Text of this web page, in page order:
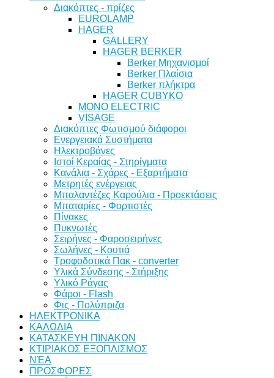
Διακόπτες - πρίζες
EUROLAMP
HAGER
GALLERY
HAGER BERKER
Berker Μηχανισμοί
Berker Πλαίσια
Berker πλήκτρα
HAGER CUBYKO
MONO ELECTRIC
VISAGE
Διακόπτες Φωτισμού διάφοροι
Ενεργειακά Συστήματα
Ηλεκτροβάνες
Ιστοί Κεραίας - Στηρίγματα
Κανάλια - Σχάρες - Εξαρτήματα
Μετρητές ενέργειας
Μπαλαντέζες Καρούλια - Προεκτάσεις
Μπαταρίες - Φορτιστές
Πίνακες
Πυκνωτές
Σειρήνες - Φαροσειρήνες
Σωλήνες - Κουτιά
Τροφοδοτικά Πακ - converter
Υλικά Σύνδεσης - Στήριξης
Υλικό Ράγας
Φάροι - Flash
Φις - Πολύπριζα
ΗΛΕΚΤΡΟΝΙΚΑ
ΚΑΛΩΔΙΑ
ΚΑΤΑΣΚΕΥΗ ΠΙΝΑΚΩΝ
ΚΤΙΡΙΑΚΟΣ ΕΞΟΠΛΙΣΜΟΣ
ΝΈΑ
ΠΡΟΣΦΟΡΕΣ